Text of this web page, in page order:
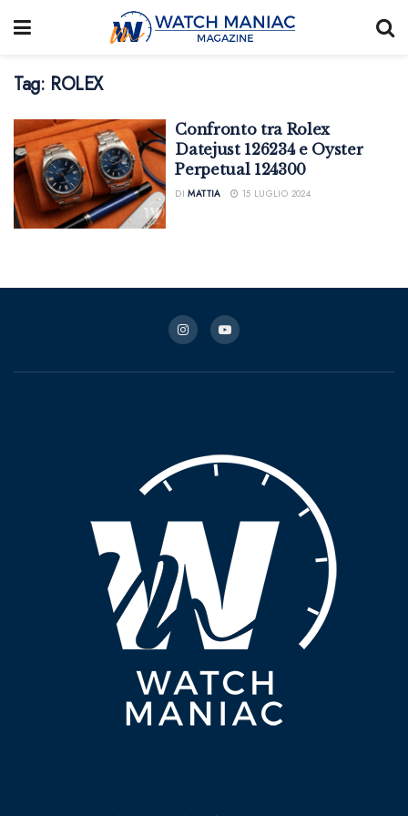
Tag: ROLEX
Confronto tra Rolex
Datejust 126234 e Oyster
Perpetual 124300
DI MATTIA 15 LUGLIO 2024